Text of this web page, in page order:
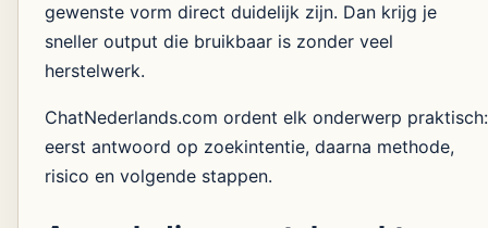
gewenste vorm direct duidelijk zijn. Dan krijg je
sneller output die bruikbaar is zonder veel
herstelwerk.
ChatNederlands.com ordent elk onderwerp praktisch:
eerst antwoord op zoekintentie, daarna methode,
risico en volgende stappen.